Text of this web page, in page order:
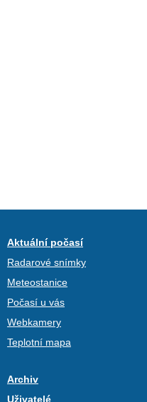
Aktuální počasí
Radarové snímky
Meteostanice
Počasí u vás
Webkamery
Teplotní mapa
Archiv
Uživatelé